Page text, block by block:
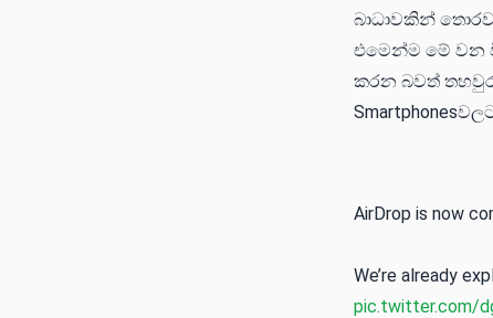
බාධාවකින්
එමෙන්ම මේ වන
කරන බවත් තහවුරු
AirDrop is now
We’re already
pic.twitter.com/